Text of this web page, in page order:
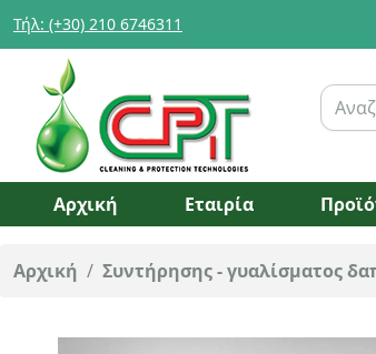
Τήλ: (+30) 210 6746311
Αρχική Εταιρία
Αρχική / Συντήρησης - γυαλίσματος